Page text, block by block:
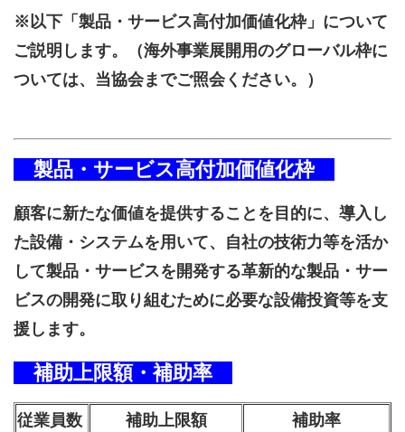
※以下「製品・サービス高付加価値化枠」について
ご説明します。（海外事業展開用のグローバル枠に
ついては、当協会までご照会ください。）
製品・サービス高付加価値化枠
顧客に新たな価値を提供することを目的に、導入し
た設備・システムを用いて、自社の技術力等を活か
して製品・サービスを開発する革新的な製品・サー
ビスの開発に取り組むために必要な設備投資等を支
援します。
補助上限額・補助率
従業員数 補助上限額
補助率